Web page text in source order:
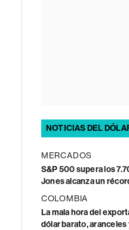
NOTICIAS DEL
MERCADOS
S&P 500 supera los
Jones alcanza un
COLOMBIA
La mala hora del
dólar barato,